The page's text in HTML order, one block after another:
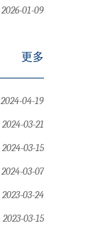
2026-01-09
更多
2024-04-19
2024-03-21
2024-03-15
2024-03-07
2023-03-24
2023-03-15